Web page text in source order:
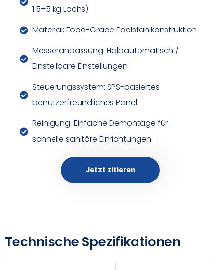
1.5–5 kg Lachs)
Material: Food-Grade Edelstahlkonstruktion
Messeranpassung: Halbautomatisch /
Einstellbare Einstellungen
Steuerungssystem: SPS-basiertes
benutzerfreundliches Panel
Reinigung: Einfache Demontage für
schnelle sanitäre Einrichtungen
Jetzt zitieren
Technische Spezifikationen